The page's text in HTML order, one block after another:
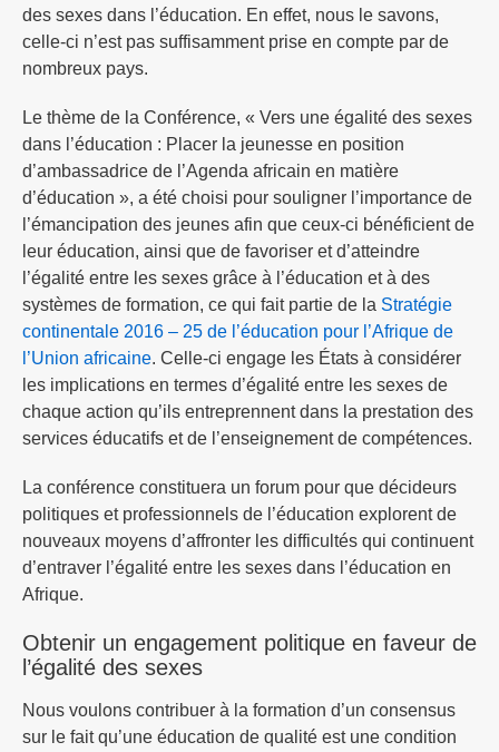
des sexes dans l’éducation. En effet, nous le savons,
celle-ci n’est pas suffisamment prise en compte par de
nombreux pays.
Le thème de la Conférence, « Vers une égalité des sexes
dans l’éducation : Placer la jeunesse en position
d’ambassadrice de l’Agenda africain en matière
d’éducation », a été choisi pour souligner l’importance de
l’émancipation des jeunes afin que ceux-ci bénéficient de
leur éducation, ainsi que de favoriser et d’atteindre
l’égalité entre les sexes grâce à l’éducation et à des
systèmes de formation, ce qui fait partie de la Stratégie
continentale 2016 – 25 de l’éducation pour l’Afrique de
l’Union africaine. Celle-ci engage les États à considérer
les implications en termes d’égalité entre les sexes de
chaque action qu’ils entreprennent dans la prestation des
services éducatifs et de l’enseignement de compétences.
La conférence constituera un forum pour que décideurs
politiques et professionnels de l’éducation explorent de
nouveaux moyens d’affronter les difficultés qui continuent
d’entraver l’égalité entre les sexes dans l’éducation en
Afrique.
Obtenir un engagement politique en faveur de
l’égalité des sexes
Nous voulons contribuer à la formation d’un consensus
sur le fait qu’une éducation de qualité est une condition